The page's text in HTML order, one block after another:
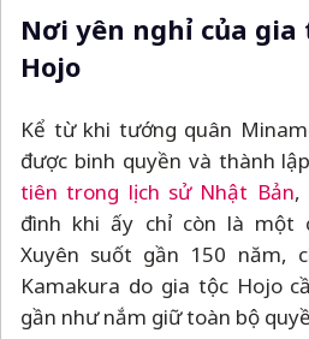
Nơi yên nghỉ của gia
Hojo
Kể từ khi tướng quân
được binh quyền và thành lập
tiên trong lịch sử Nhật Bản,
đình khi ấy chỉ còn là một
Xuyên suốt gần 150 năm,
Kamakura do gia tộc Hojo
gần như nắm giữ toàn bộ